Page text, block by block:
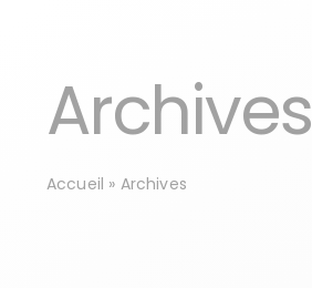
Archives
Accueil » Archives